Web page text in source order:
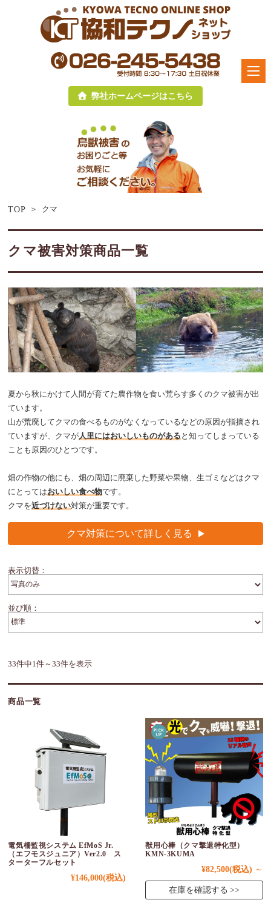
弊社ホームページはこちら
TOP クマ
クマ被害対策商品一覧
夏から秋にかけて人間が育てた農作物を食い荒らす多くのクマ被害が出
ています。
山が荒廃してクマの食べるものがなくなっているなどの原因が指摘され
ていますが、クマが 人里にはおいしいものがある と知ってしまっている
ことも原因のひとつです。
畑の作物の他にも、畑の周辺に廃棄した野菜や果物、生ゴミなどはクマ
にとってはおいしい食べ物です。
クマを近づけない対策が重要です。
クマ対策について詳しく見る
表示切替：
並び順：
33件中1件～33件を表示
商品一覧
電気柵監視システム EfMoS Jr.
（エフモスジュニア）Ver2.0 ス
ターターフルセット
¥146,000(税込)
獣用心棒（クマ撃退特化型）
KMN-3KUMA
¥82,500(税込) ～
在庫を確認する